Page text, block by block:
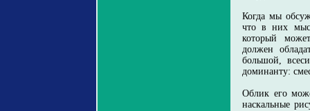
Когда мы
что в них
который
должен
большой,
доминанту:
Облик его
наскальные